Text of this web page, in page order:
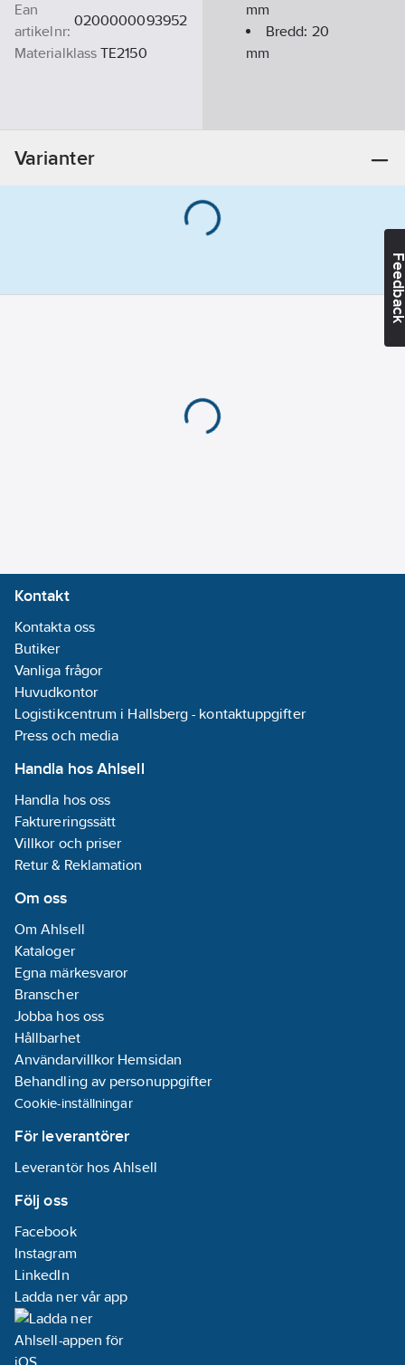
Ean
artikelnr:
0200000093952
Materialklass TE2150
mm
Bredd: 20
mm
Varianter
Kontakt
Kontakta oss
Butiker
Vanliga frågor
Huvudkontor
Logistikcentrum i Hallsberg - kontaktuppgifter
Press och media
Handla hos Ahlsell
Handla hos oss
Faktureringssätt
Villkor och priser
Retur & Reklamation
Om oss
Om Ahlsell
Kataloger
Egna märkesvaror
Branscher
Jobba hos oss
Hållbarhet
Användarvillkor Hemsidan
Behandling av personuppgifter
Cookie-inställningar
För leverantörer
Leverantör hos Ahlsell
Följ oss
Facebook
Instagram
LinkedIn
Ladda ner vår app